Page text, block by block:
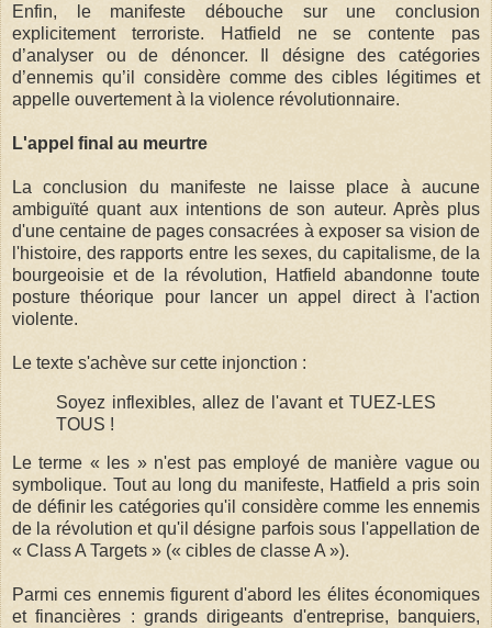
Enfin, le manifeste débouche sur une conclusion
explicitement terroriste. Hatfield ne se contente pas
d’analyser ou de dénoncer. Il désigne des catégories
d’ennemis qu’il considère comme des cibles légitimes et
appelle ouvertement à la violence révolutionnaire.
L'appel final au meurtre
La conclusion du manifeste ne laisse place à aucune
ambiguïté quant aux intentions de son auteur. Après plus
d'une centaine de pages consacrées à exposer sa vision de
l'histoire, des rapports entre les sexes, du capitalisme, de la
bourgeoisie et de la révolution, Hatfield abandonne toute
posture théorique pour lancer un appel direct à l'action
violente.
Le texte s'achève sur cette injonction :
Soyez inflexibles, allez de l'avant et TUEZ-LES
TOUS !
Le terme « les » n'est pas employé de manière vague ou
symbolique. Tout au long du manifeste, Hatfield a pris soin
de définir les catégories qu'il considère comme les ennemis
de la révolution et qu'il désigne parfois sous l'appellation de
« Class A Targets » (« cibles de classe A »).
Parmi ces ennemis figurent d'abord les élites économiques
et financières : grands dirigeants d'entreprise, banquiers,